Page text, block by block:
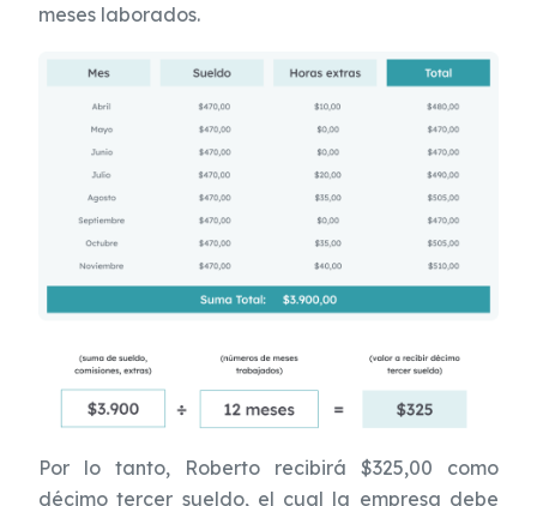
meses laborados.
Por lo tanto, Roberto recibirá $325,00 como
décimo tercer sueldo, el cual la empresa debe